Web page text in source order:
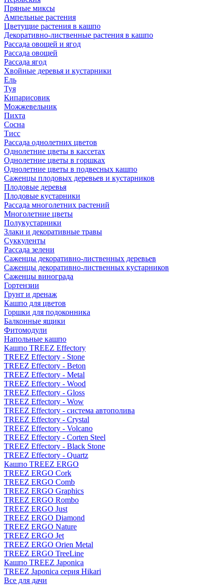
Пряные миксы
Ампельные растения
Цветущие растения в кашпо
Декоративно-лиственные растения в кашпо
Рассада овощей и ягод
Рассада овощей
Рассада ягод
Хвойные деревья и кустарники
Ель
Туя
Кипарисовик
Можжевельник
Пихта
Сосна
Тисc
Рассада однолетних цветов
Однолетние цветы в кассетах
Однолетние цветы в горшках
Однолетние цветы в подвесных кашпо
Саженцы плодовых деревьев и кустарников
Плодовые деревья
Плодовые кустарники
Рассада многолетних растений
Многолетние цветы
Полукустарники
Злаки и декоративные травы
Суккуленты
Рассада зелени
Саженцы декоративно-лиственных деревьев
Саженцы декоративно-лиственных кустарников
Саженцы винограда
Гортензии
Грунт и дренаж
Кашпо для цветов
Горшки для подоконника
Балконные ящики
Фитомодули
Напольные кашпо
Кашпо TREEZ Effectory
TREEZ Effectory - Stone
TREEZ Effectory - Beton
TREEZ Effectory - Metal
TREEZ Effectory - Wood
TREEZ Effectory - Gloss
TREEZ Effectory - Wow
TREEZ Effectory - система автополива
TREEZ Effectory - Crystal
TREEZ Effectory - Volcano
TREEZ Effectory - Corten Steel
TREEZ Effectory - Black Stone
TREEZ Effectory - Quartz
Кашпо TREEZ ERGO
TREEZ ERGO Cork
TREEZ ERGO Comb
TREEZ ERGO Graphics
TREEZ ERGO Rombo
TREEZ ERGO Just
TREEZ ERGO Diamond
TREEZ ERGO Nature
TREEZ ERGO Jet
TREEZ ERGO Orien Metal
TREEZ ERGO TreeLine
Кашпо TREEZ Japonica
TREEZ Japonica серия Hikari
Все для дачи